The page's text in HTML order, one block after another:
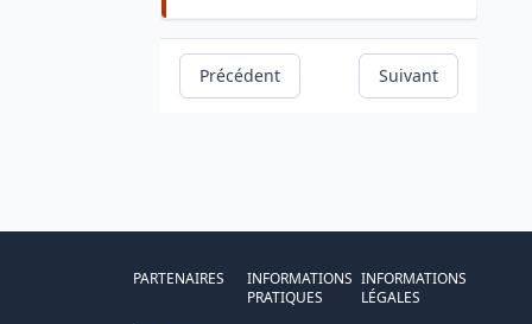
Précédent Suivant
PARTENAIRES
INFORMATIONS
PRATIQUES
INFORMATIONS
LÉGALES